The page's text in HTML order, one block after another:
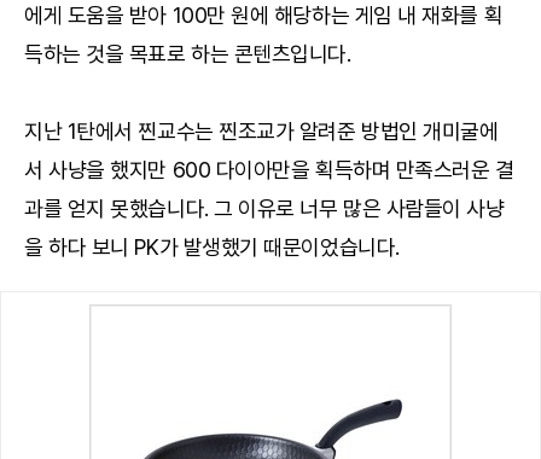
에게 도움을 받아 100만 원에 해당하는 게임 내 재화를 획
득하는 것을 목표로 하는 콘텐츠입니다.
지난 1탄에서 찐교수는 찐조교가 알려준 방법인 개미굴에
서 사냥을 했지만 600 다이아만을 획득하며 만족스러운 결
과를 얻지 못했습니다. 그 이유로 너무 많은 사람들이 사냥
을 하다 보니 PK가 발생했기 때문이었습니다.